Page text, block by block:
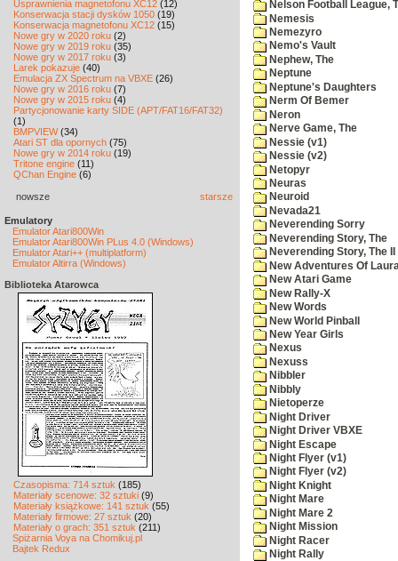
Usprawnienia magnetofonu XC12 (12)
Konserwacja stacji dysków 1050 (19)
Konserwacja magnetofonu XC12 (15)
Nowe gry w 2020 roku (2)
Nowe gry w 2019 roku (35)
Nowe gry w 2017 roku (3)
Larek pokazuje (40)
Emulacja ZX Spectrum na VBXE (26)
Nowe gry w 2016 roku (7)
Nowe gry w 2015 roku (4)
Partycjonowanie karty SIDE (APT/FAT16/FAT32)
(1)
BMPVIEW(34)
Atari ST dla opornych (75)
Nowe gry w 2014 roku (19)
Tritone engine (11)
QChan Engine (6)
nowsze starsze
Emulatory
Emulator Atari800Win
Emulator Atari800Win PLus 4.0 (Windows)
Emulator Atari++ (multiplatform)
Emulator Altirra (Windows)
Biblioteka Atarowca
Czasopisma: 714 sztuk (185)
Materiały scenowe: 32 sztuki (9)
Materiały książkowe: 141 sztuk (55)
Materiały firmowe: 27 sztuk (20)
Materiały o grach: 351 sztuk (211)
Spiżarnia Voya na Chomikuj.pl
Bajtek Redux
Nelson Football League,
Nemesis
Nemezyro
Nemo's Vault
Nephew, The
Neptune
Neptune's Daughters
Nerm Of Bemer
Neron
Nerve Game, The
Nessie (v1)
Nessie (v2)
Netopyr
Neuras
Neuroid
Nevada21
Neverending Sorry
Neverending Story, The
Neverending Story, The II
New Adventures Of
New Atari Game
New Rally-X
New Words
New World Pinball
New Year Girls
Nexus
Nexuss
Nibbler
Nibbly
Nietoperze
Night Driver
Night Driver VBXE
Night Escape
Night Flyer (v1)
Night Flyer (v2)
Night Knight
Night Mare
Night Mare 2
Night Mission
Night Racer
Night Rally